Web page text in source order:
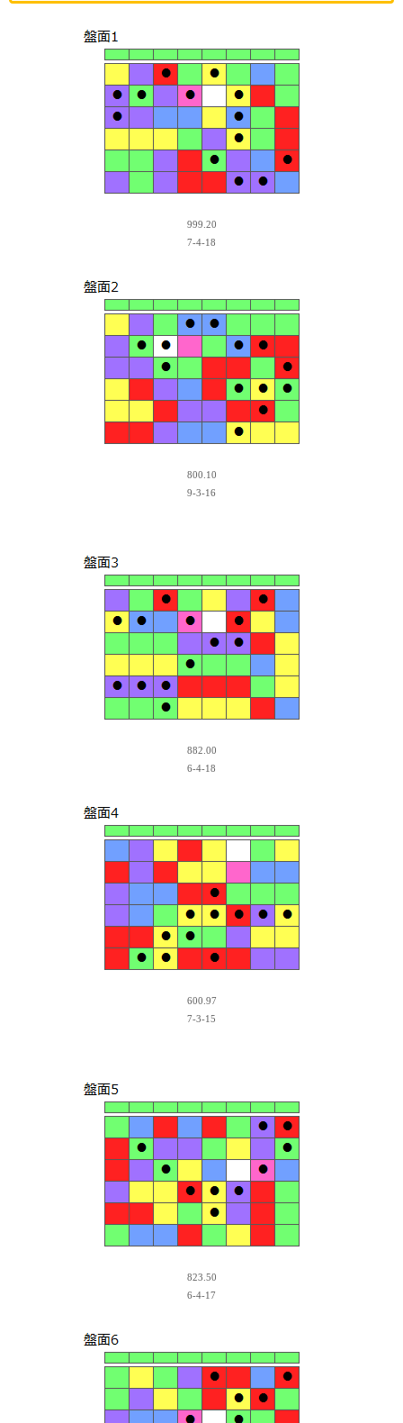
999.20
7-4-18
800.10
9-3-16
882.00
6-4-18
600.97
7-3-15
823.50
6-4-17